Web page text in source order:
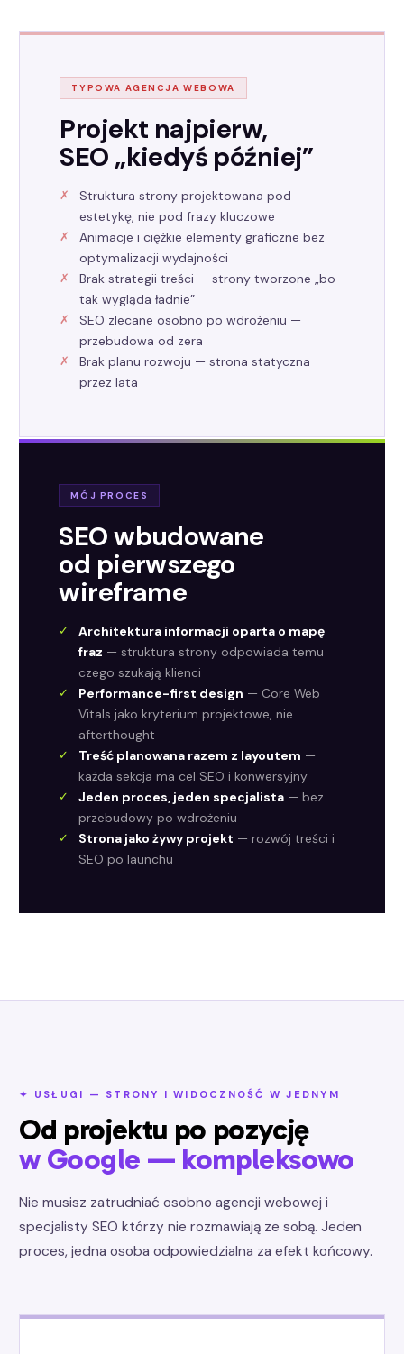
TYPOWA AGENCJA WEBOWA
Projekt najpierw,
SEO „kiedyś później”
Struktura strony projektowana pod
estetykę, nie pod frazy kluczowe
Animacje i ciężkie elementy graficzne bez
optymalizacji wydajności
Brak strategii treści — strony tworzone „bo
tak wygląda ładnie”
SEO zlecane osobno po wdrożeniu —
przebudowa od zera
Brak planu rozwoju — strona statyczna
przez lata
MÓJ PROCES
SEO wbudowane
od pierwszego
wireframe
Architektura informacji oparta o mapę
fraz — struktura strony odpowiada temu
czego szukają klienci
Performance-first design — Core Web
Vitals jako kryterium projektowe, nie
afterthought
Treść planowana razem z layoutem —
każda sekcja ma cel SEO i konwersyjny
Jeden proces, jeden specjalista — bez
przebudowy po wdrożeniu
Strona jako żywy projekt — rozwój treści i
SEO po launchu
✦ USŁUGI — STRONY I WIDOCZNOŚĆ W JEDNYM
Od projektu po pozycję
w Google — kompleksowo
Nie musisz zatrudniać osobno agencji webowej i
specjalisty SEO którzy nie rozmawiają ze sobą. Jeden
proces, jedna osoba odpowiedzialna za efekt końcowy.